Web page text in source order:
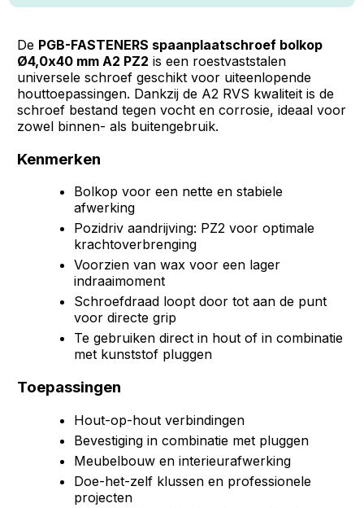
De PGB-FASTENERS spaanplaatschroef bolkop
Ø4,0x40 mm A2 PZ2 is een roestvaststalen
universele schroef geschikt voor uiteenlopende
houttoepassingen. Dankzij de A2 RVS kwaliteit is de
schroef bestand tegen vocht en corrosie, ideaal voor
zowel binnen- als buitengebruik.
Kenmerken
Bolkop voor een nette en stabiele
afwerking
Pozidriv aandrijving: PZ2 voor optimale
krachtoverbrenging
Voorzien van wax voor een lager
indraaimoment
Schroefdraad loopt door tot aan de punt
voor directe grip
Te gebruiken direct in hout of in combinatie
met kunststof pluggen
Toepassingen
Hout-op-hout verbindingen
Bevestiging in combinatie met pluggen
Meubelbouw en interieurafwerking
Doe-het-zelf klussen en professionele
projecten